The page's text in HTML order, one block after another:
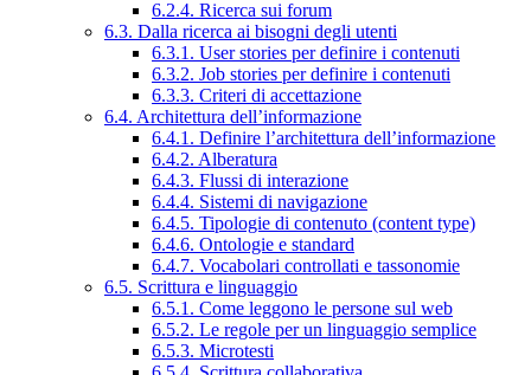
6.2.4. Ricerca sui forum
6.3. Dalla ricerca ai bisogni degli utenti
6.3.1. User stories per definire i contenuti
6.3.2. Job stories per definire i contenuti
6.3.3. Criteri di accettazione
6.4. Architettura dell’informazione
6.4.1. Definire l’architettura dell’informazione
6.4.2. Alberatura
6.4.3. Flussi di interazione
6.4.4. Sistemi di navigazione
6.4.5. Tipologie di contenuto (content type)
6.4.6. Ontologie e standard
6.4.7. Vocabolari controllati e tassonomie
6.5. Scrittura e linguaggio
6.5.1. Come leggono le persone sul web
6.5.2. Le regole per un linguaggio semplice
6.5.3. Microtesti